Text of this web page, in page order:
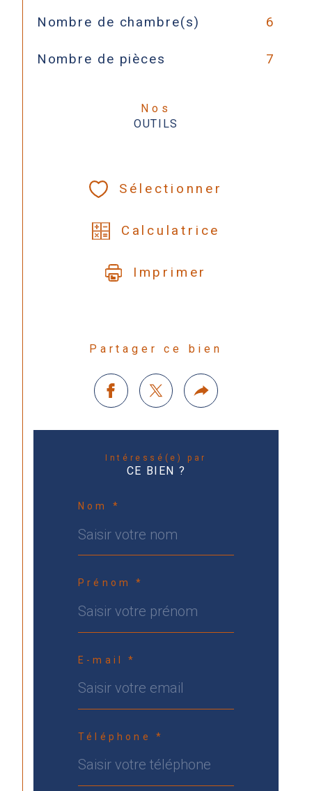
Nombre de chambre(s) 6
Nombre de pièces 7
Nos
OUTILS
Sélectionner
Calculatrice
Imprimer
Partager ce bien
Intéressé(e) par
CE BIEN ?
Nom *
Prénom *
E-mail *
Téléphone *